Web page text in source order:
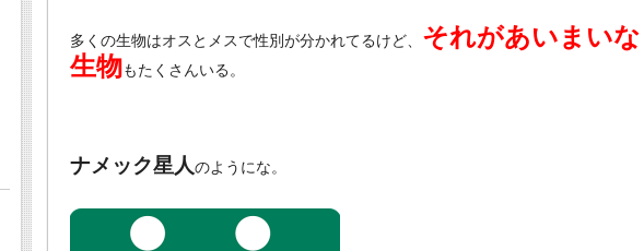
多くの生物はオスとメスで性別が分かれてるけど、 それがあいまいな
生物もたくさんいる。
ナメック星人のようにな。